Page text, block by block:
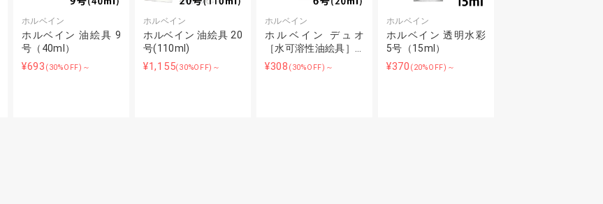
ホルベイン
ホルベイン 油絵具 9
号（40ml）
¥693 (30%OFF)～
ホルベイン
ホルベイン 油絵具 20
号(110ml)
¥1,155(30%OFF)～
ホルベイン
ホルベイン デュオ
［水可溶性油絵具］…
¥308 (30%OFF)～
ホルベイン
ホルベイン 透明水彩
5号（15ml）
¥370 (20%OFF)～